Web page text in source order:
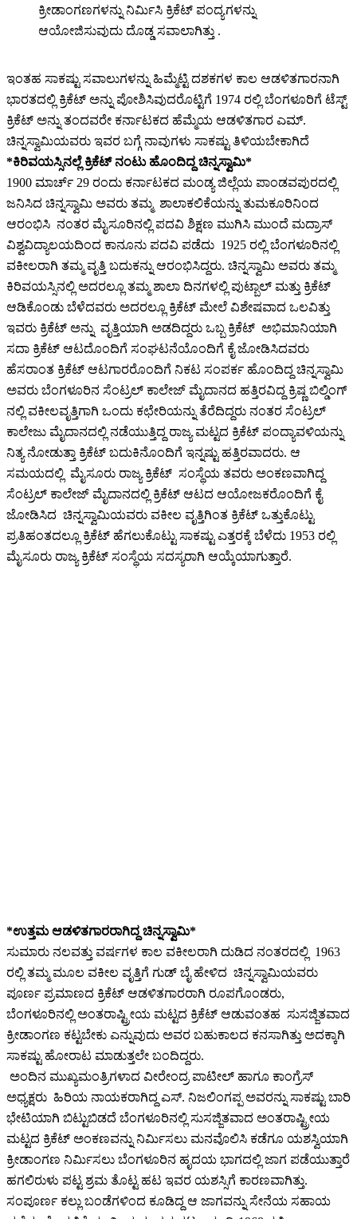
ಕ್ರೀಡಾಂಗಣಗಳನ್ನು ನಿರ್ಮಿಸಿ ಕ್ರಿಕೆಟ್ ಪಂದ್ಯಗಳನ್ನು
ಆಯೋಜಿಸುವುದು ದೊಡ್ಡ ಸವಾಲಾಗಿತ್ತು .
ಇಂತಹ ಸಾಕಷ್ಟು ಸವಾಲುಗಳನ್ನು ಹಿಮ್ಮೆಟ್ಟಿ ದಶಕಗಳ ಕಾಲ ಆಡಳಿತಗಾರನಾಗಿ
ಭಾರತದಲ್ಲಿ ಕ್ರಿಕೆಟ್ ಅನ್ನು ಪೋಶಿಸಿವುದರೊಟ್ಟಿಗೆ 1974 ರಲ್ಲಿ ಬೆಂಗಳೂರಿಗೆ ಟೆಸ್ಟ್
ಕ್ರಿಕೆಟ್ ಅನ್ನು ತಂದವರೇ ಕರ್ನಾಟಕದ ಹೆಮ್ಮೆಯ ಆಡಳಿತಗಾರ ಎಮ್.
ಚಿನ್ನಸ್ವಾಮಿಯವರು ಇವರ ಬಗ್ಗೆ ನಾವುಗಳು ಸಾಕಷ್ಟು ತಿಳಿಯಬೇಕಾಗಿದೆ
*ಕಿರಿವಯಸ್ಸಿನಲ್ಲೆ ಕ್ರಿಕೆಟ್ ನಂಟು ಹೊಂದಿದ್ದ ಚಿನ್ನಸ್ವಾಮಿ*
1900 ಮಾರ್ಚ್ 29 ರಂದು ಕರ್ನಾಟಕದ ಮಂಡ್ಯ ಜಿಲ್ಲೆಯ ಪಾಂಡವಪುರದಲ್ಲಿ
ಜನಿಸಿದ ಚಿನ್ನಸ್ವಾಮಿ ಅವರು ತಮ್ಮ ಶಾಲಾಕಲಿಕೆಯನ್ನು ತುಮಕೂರಿನಿಂದ
ಆರಂಭಿಸಿ ನಂತರ ಮೈಸೂರಿನಲ್ಲಿ ಪದವಿ ಶಿಕ್ಷಣ ಮುಗಿಸಿ ಮುಂದೆ ಮದ್ರಾಸ್
ವಿಶ್ವವಿದ್ಯಾಲಯದಿಂದ ಕಾನೂನು ಪದವಿ ಪಡೆದು 1925 ರಲ್ಲಿ ಬೆಂಗಳೂರಿನಲ್ಲಿ
ವಕೀಲರಾಗಿ ತಮ್ಮ ವೃತ್ತಿ ಬದುಕನ್ನು ಆರಂಭಿಸಿದ್ದರು. ಚಿನ್ನಸ್ವಾಮಿ ಅವರು ತಮ್ಮ
ಕಿರಿವಯಸ್ಸಿನಲ್ಲಿ ಅದರಲ್ಲೂ ತಮ್ಮ ಶಾಲಾ ದಿನಗಳಲ್ಲಿ ಪುಟ್ಬಾಲ್ ಮತ್ತು ಕ್ರಿಕೆಟ್
ಆಡಿಕೊಂಡು ಬೆಳೆದವರು ಅದರಲ್ಲೂ ಕ್ರಿಕೆಟ್ ಮೇಲೆ ವಿಶೇಷವಾದ ಒಲವಿತ್ತು
ಇವರು ಕ್ರಿಕೆಟ್ ಅನ್ನು ವೃತ್ತಿಯಾಗಿ ಅಡದಿದ್ದರು ಒಬ್ಬ ಕ್ರಿಕೆಟ್ ಅಭಿಮಾನಿಯಾಗಿ
ಸದಾ ಕ್ರಿಕೆಟ್ ಆಟದೊಂದಿಗೆ ಸಂಘಟನೆಯೊಂದಿಗೆ ಕೈ ಜೋಡಿಸಿದವರು
ಹೆಸರಾಂತ ಕ್ರಿಕೆಟ್ ಆಟಗಾರರೊಂದಿಗೆ ನಿಕಟ ಸಂಪರ್ಕ ಹೊಂದಿದ್ದ ಚಿನ್ನಸ್ವಾಮಿ
ಅವರು ಬೆಂಗಳೂರಿನ ಸೆಂಟ್ರಲ್‌ ಕಾಲೇಜ್ ಮೈದಾನದ ಹತ್ತಿರವಿದ್ದ ಕ್ರಿಷ್ಣ ಬಿಲ್ಡಿಂಗ್‌
ನಲ್ಲಿ ವಕೀಲವೃತ್ತಿಗಾಗಿ ಒಂದು ಕಛೇರಿಯನ್ನು ತೆರೆದಿದ್ದರು ನಂತರ ಸೆಂಟ್ರಲ್
ಕಾಲೇಜು ಮೈದಾನದಲ್ಲಿ ನಡೆಯುತ್ತಿದ್ದ ರಾಜ್ಯ ಮಟ್ಟದ ಕ್ರಿಕೆಟ್ ಪಂದ್ಯಾವಳಿಯನ್ನು
ನಿತ್ಯ ನೋಡುತ್ತಾ ಕ್ರಿಕೆಟ್ ಬದುಕಿನೊಂದಿಗೆ ಇನ್ನಷ್ಟು ಹತ್ತಿರವಾದರು. ಆ
ಸಮಯದಲ್ಲಿ ಮೈಸೂರು ರಾಜ್ಯ ಕ್ರಿಕೆಟ್ ಸಂಸ್ಥೆಯ ತವರು ಅಂಕಣವಾಗಿದ್ದ
ಸೆಂಟ್ರಲ್ ಕಾಲೇಜ್ ಮೈದಾನದಲ್ಲಿ ಕ್ರಿಕೆಟ್ ಆಟದ ಆಯೋಜಕರೊಂದಿಗೆ ಕೈ
ಜೋಡಿಸಿದ ಚಿನ್ನಸ್ವಾಮಿಯವರು ವಕೀಲ ವೃತ್ತಿಗಿಂತ ಕ್ರಿಕೆಟ್ ಒತ್ತುಕೊಟ್ಟು
ಪ್ರತಿಹಂತದಲ್ಲೂ ಕ್ರಿಕೆಟ್ ಹೆಗಲುಕೊಟ್ಟು ಸಾಕಷ್ಟು ಎತ್ತರಕ್ಕೆ ಬೆಳೆದು 1953 ರಲ್ಲಿ
ಮೈಸೂರು ರಾಜ್ಯ ಕ್ರಿಕೆಟ್ ಸಂಸ್ಥೆಯ ಸದಸ್ಯರಾಗಿ ಆಯ್ಕೆಯಾಗುತ್ತಾರೆ.
*ಉತ್ತಮ ಆಡಳಿತಗಾರರಾಗಿದ್ದ ಚಿನ್ನಸ್ವಾಮಿ*
ಸುಮಾರು ನಲವತ್ತು ವರ್ಷಗಳ ಕಾಲ ವಕೀಲರಾಗಿ ದುಡಿದ ನಂತರದಲ್ಲಿ 1963
ರಲ್ಲಿ ತಮ್ಮ ಮೂಲ ವಕೀಲ ವೃತ್ತಿಗೆ ಗುಡ್ ಬೈ ಹೇಳಿದ ಚಿನ್ನಸ್ವಾಮಿಯವರು
ಪೂರ್ಣ ಪ್ರಮಾಣದ ಕ್ರಿಕೆಟ್ ಆಡಳಿತಗಾರರಾಗಿ ರೂಪಗೊಂಡರು,
ಬೆಂಗಳೂರಿನಲ್ಲಿ ಅಂತರಾಷ್ಟ್ರೀಯ ಮಟ್ಟದ ಕ್ರಿಕೆಟ್ ಆಡುವಂತಹ ಸುಸಜ್ಜಿತವಾದ
ಕ್ರೀಡಾಂಗಣ ಕಟ್ಟಬೇಕು ಎನ್ನುವುದು ಅವರ ಬಹುಕಾಲದ ಕನಸಾಗಿತ್ತು ಅದಕ್ಕಾಗಿ
ಸಾಕಷ್ಟು ಹೋರಾಟ ಮಾಡುತ್ತಲೇ ಬಂದಿದ್ದರು.
ಅಂದಿನ ಮುಖ್ಯಮಂತ್ರಿಗಳಾದ ವೀರೇಂದ್ರ ಪಾಟೀಲ್ ಹಾಗೂ ಕಾಂಗ್ರೆಸ್
ಅಧ್ಯಕ್ಷರು ಹಿರಿಯ ನಾಯಕರಾಗಿದ್ದ ಎಸ್. ನಿಜಲಿಂಗಪ್ಪ ಅವರನ್ನು ಸಾಕಷ್ಟು ಬಾರಿ
ಭೇಟಿಯಾಗಿ ಬಿಟ್ಟುಬಿಡದೆ ಬೆಂಗಳೂರಿನಲ್ಲಿ ಸುಸಜ್ಜಿತವಾದ ಅಂತರಾಷ್ಟ್ರೀಯ
ಮಟ್ಟದ ಕ್ರಿಕೆಟ್ ಅಂಕಣವನ್ನು ನಿರ್ಮಿಸಲು ಮನವೊಲಿಸಿ ಕಡೆಗೂ ಯಶಸ್ವಿಯಾಗಿ
ಕ್ರೀಡಾಂಗಣ ನಿರ್ಮಿಸಲು ಬೆಂಗಳೂರಿನ ಹೃದಯ ಭಾಗದಲ್ಲಿ ಜಾಗ ಪಡೆಯುತ್ತಾರೆ
ಹಗಲಿರುಳು ಪಟ್ಟ ಶ್ರಮ ತೊಟ್ಟ ಹಟ ಇವರ ಯಶಸ್ಸಿಗೆ ಕಾರಣವಾಗಿತ್ತು.
ಸಂಪೂರ್ಣ ಕಲ್ಲು ಬಂಡೆಗಳಿಂದ ಕೂಡಿದ್ದ ಆ ಜಾಗವನ್ನು ಸೇನೆಯ ಸಹಾಯ